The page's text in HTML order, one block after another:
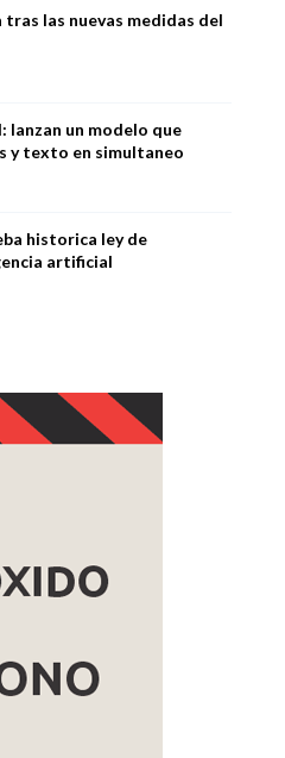
las nuevas medidas del
un modelo que
y texto en simultaneo
historica ley de
artificial